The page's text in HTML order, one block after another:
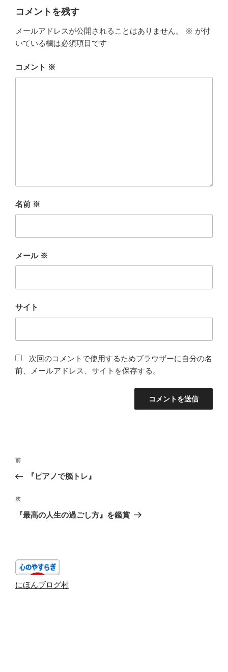
コメントを残す
メールアドレスが公開されることはありません。 ※ が付
いている欄は必須項目です
コメント ※
名前 ※
メール ※
サイト
次回のコメントで使用するためブラウザーに自分の名
前、メールアドレス、サイトを保存する。
投
ナ
ビ
ゲ
ン
前
の
稿
前
『ピアノで脳トレ』
次
の
次
『最高の人生の過ごし方』を鑑賞
にほんブログ村